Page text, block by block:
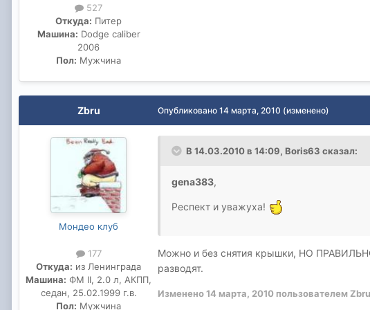
527
Откуда: Питер
Машина: Dodge caliber
2006
Пол: Мужчина
Zbru
Мондео клуб
177
Откуда: из Ленинграда
Машина: ФМ II, 2.0 л, АКПП,
седан, 25.02.1999 г.в.
Пол: Мужчина
Опубликовано 14 марта, 2010 (изменено)
В 14.03.2010 в 14:09, Boris63 сказал:
gena383,
Респект и уважуха!
Можно и без снятия крышки, НО
разводят.
Изменено14 марта, 2010 пользователем Zbru